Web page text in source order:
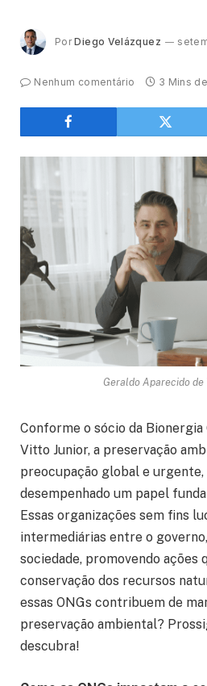
Por Diego Velázquez
Nenhum comentário 3 Mins
Geraldo Aparecido de
Conforme o sócio da
Vitto Junior, a preservação
preocupação global e urgente,
desempenhado um papel
Essas organizações sem fins
intermediárias entre o
sociedade, promovendo ações
conservação dos recursos
essas ONGs contribuem de
preservação ambiental?
descubra!